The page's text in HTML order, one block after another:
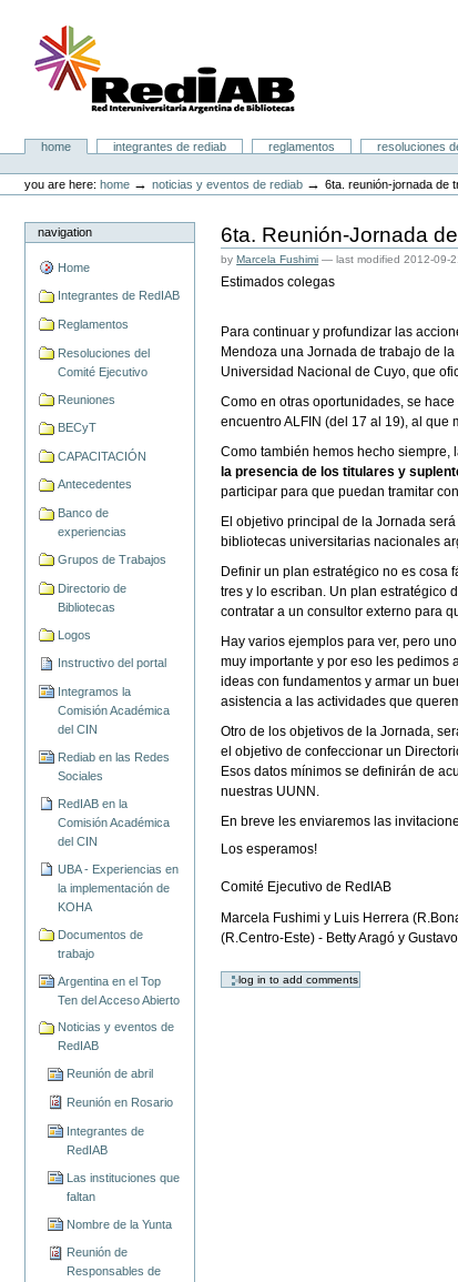
content.
Portal RedIAB
Sectionshome integrantes de rediab reglamentos resoluciones
tools
you are here: home →noticias y eventos de rediab →6ta. reunión-jornada de
navigation
Home
Integrantes de RedIAB
Reglamentos
Resoluciones del
Comité Ejecutivo
Reuniones
BECyT
CAPACITACIÓN
Antecedentes
Banco de
experiencias
Grupos de Trabajos
Directorio de
Bibliotecas
Logos
Instructivo del portal
Integramos la
Comisión Académica
del CIN
Rediab en las Redes
Sociales
RedIAB en la
Comisión Académica
del CIN
UBA - Experiencias en
la implementación de
KOHA
Documentos de
trabajo
Argentina en el Top
Ten del Acceso Abierto
Noticias y eventos de
RedIAB
Reunión de abril
Reunión en Rosario
Integrantes de
RedIAB
Las instituciones que
faltan
Nombre de la Yunta
Reunión de
Responsables de
6ta. Reunión-Jornada
by Marcela Fushimi — last modified2012-09-
Estimados colegas
Para continuar y profundizar las
Mendoza una Jornada de trabajo de
Universidad Nacional de Cuyo, que
Como en otras oportunidades, se
encuentro ALFIN (del 17 al 19), al que
Como también hemos hecho
la presencia de los titulares y
participar para que puedan tramitar
El objetivo principal de la Jornada
bibliotecas universitarias nacionales
Definir un plan estratégico no es cosa
tres y lo escriban. Un plan estratégico
contratar a un consultor externo para
Hay varios ejemplos para ver, pero
muy importante y por eso les pedimos
ideas con fundamentos y armar un
asistencia a las actividades que
Otro de los objetivos de la Jornada,
el objetivo de confeccionar un
Esos datos mínimos se definirán de
nuestras UUNN.
En breve les enviaremos las
Los esperamos!
Comité Ejecutivo de RedIAB
Marcela Fushimi y Luis Herrera
(R.Centro-Este) - Betty Aragó y